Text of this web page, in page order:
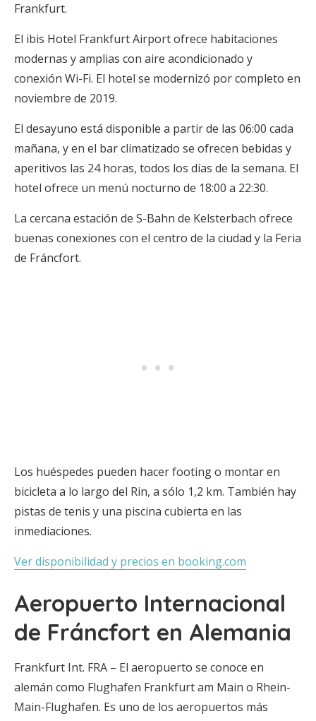
Frankfurt.
El ibis Hotel Frankfurt Airport ofrece habitaciones
modernas y amplias con aire acondicionado y
conexión Wi-Fi. El hotel se modernizó por completo en
noviembre de 2019.
El desayuno está disponible a partir de las 06:00 cada
mañana, y en el bar climatizado se ofrecen bebidas y
aperitivos las 24 horas, todos los días de la semana. El
hotel ofrece un menú nocturno de 18:00 a 22:30.
La cercana estación de S-Bahn de Kelsterbach ofrece
buenas conexiones con el centro de la ciudad y la Feria
de Fráncfort.
Los huéspedes pueden hacer footing o montar en
bicicleta a lo largo del Rin, a sólo 1,2 km. También hay
pistas de tenis y una piscina cubierta en las
inmediaciones.
Ver disponibilidad y precios en booking.com
Aeropuerto Internacional
de Fráncfort en Alemania
Frankfurt Int. FRA – El aeropuerto se conoce en
alemán como Flughafen Frankfurt am Main o Rhein-
Main-Flughafen. Es uno de los aeropuertos más